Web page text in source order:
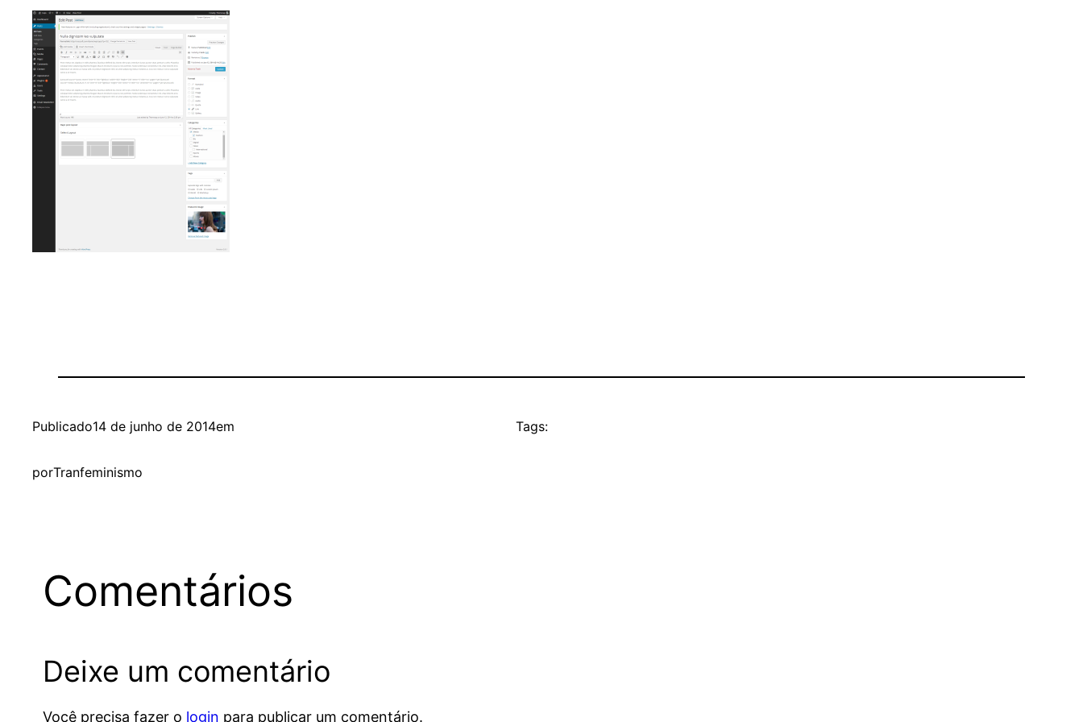
Publicado14 de junho de 2014em
porTranfeminismo
Tags:
Comentários
Deixe um comentário
Você precisa fazer o login para publicar um comentário.